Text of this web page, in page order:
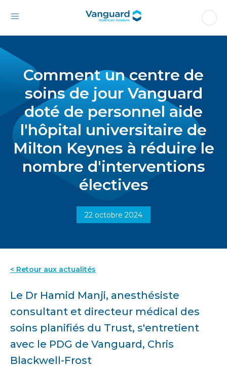
Comment un centre de
soins de jour Vanguard
doté de personnel aide
l'hôpital universitaire de
Milton Keynes à réduire le
nombre d'interventions
électives
22 octobre 2024
< Retour aux actualités
Le Dr Hamid Manji, anesthésiste
consultant et directeur médical des
soins planifiés du Trust, s'entretient
avec le PDG de Vanguard, Chris
Blackwell-Frost